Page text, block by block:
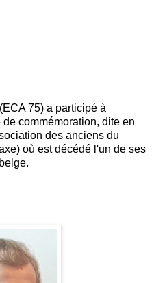
(ECA 75) a participé à
commémoration, dite en
des anciens du
où est décédé l'un de ses